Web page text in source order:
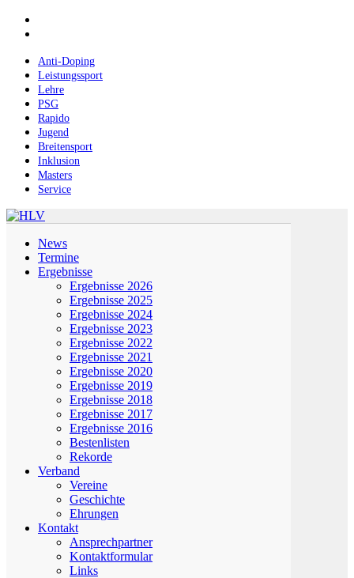
Skip
contentAnti-Doping
Leistungssport
Lehre
PSG
Rapido
Jugend
Breitensport
Inklusion
Masters
Service
News
Termine
Ergebnisse
Ergebnisse 2026
Ergebnisse 2025
Ergebnisse 2024
Ergebnisse 2023
Ergebnisse 2022
Ergebnisse 2021
Ergebnisse 2020
Ergebnisse 2019
Ergebnisse 2018
Ergebnisse 2017
Ergebnisse 2016
Bestenlisten
Rekorde
Verband
Vereine
Geschichte
Ehrungen
Kontakt
Ansprechpartner
Kontaktformular
Links